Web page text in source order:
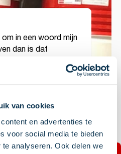
van cookies
en advertenties te
voor social media te bieden
analyseren. Ook delen we
in een woord mijn
dan is dat
op het
heeft ervoor
ben gaan
Energy. Ik haal